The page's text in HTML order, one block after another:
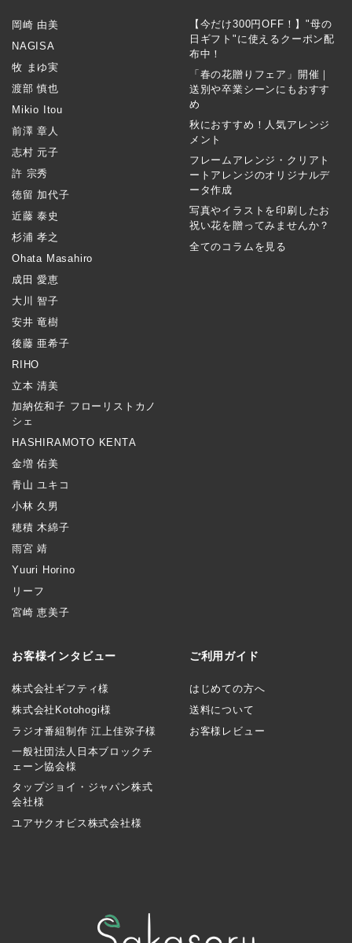
岡崎 由美
NAGISA
牧 まゆ実
渡部 慎也
Mikio Itou
前澤 章人
志村 元子
許 宗秀
徳留 加代子
近藤 泰史
杉浦 孝之
Ohata Masahiro
成田 愛恵
大川 智子
安井 竜樹
後藤 亜希子
RIHO
立本 清美
加納佐和子 フローリストカノ
シェ
HASHIRAMOTO KENTA
金増 佑美
青山 ユキコ
小林 久男
穂積 木綿子
雨宮 靖
Yuuri Horino
リーフ
宮崎 恵美子
【今だけ300円OFF！】"母の
日ギフト"に使えるクーポン配
布中！
「春の花贈りフェア」開催｜
送別や卒業シーンにもおすす
め
秋におすすめ！人気アレンジ
メント
フレームアレンジ・クリアト
ートアレンジのオリジナルデ
ータ作成
写真やイラストを印刷したお
祝い花を贈ってみませんか？
全てのコラムを見る
お客様インタビュー
株式会社ギフティ様
株式会社Kotohogi様
ラジオ番組制作 江上佳弥子様
一般社団法人日本ブロックチ
ェーン協会様
タップジョイ・ジャパン株式
会社様
ユアサクオビス株式会社様
ご利用ガイド
はじめての方へ
送料について
お客様レビュー